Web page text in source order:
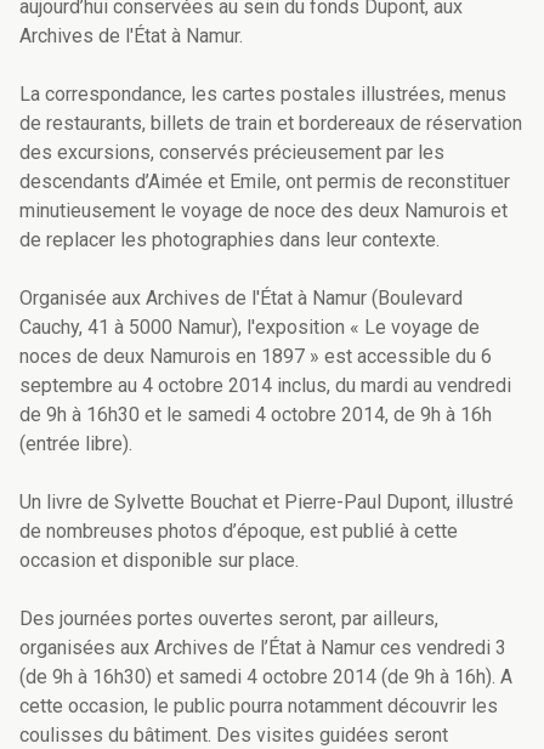
aujourd’hui conservées au sein du fonds Dupont, aux
Archives de l'État à Namur.
La correspondance, les cartes postales illustrées, menus
de restaurants, billets de train et bordereaux de réservation
des excursions, conservés précieusement par les
descendants d’Aimée et Emile, ont permis de reconstituer
minutieusement le voyage de noce des deux Namurois et
de replacer les photographies dans leur contexte.
Organisée aux Archives de l'État à Namur (Boulevard
Cauchy, 41 à 5000 Namur), l'exposition « Le voyage de
noces de deux Namurois en 1897 » est accessible du 6
septembre au 4 octobre 2014 inclus, du mardi au vendredi
de 9h à 16h30 et le samedi 4 octobre 2014, de 9h à 16h
(entrée libre).
Un livre de Sylvette Bouchat et Pierre-Paul Dupont, illustré
de nombreuses photos d’époque, est publié à cette
occasion et disponible sur place.
Des journées portes ouvertes seront, par ailleurs,
organisées aux Archives de l’État à Namur ces vendredi 3
(de 9h à 16h30) et samedi 4 octobre 2014 (de 9h à 16h). A
cette occasion, le public pourra notamment découvrir les
coulisses du bâtiment. Des visites guidées seront